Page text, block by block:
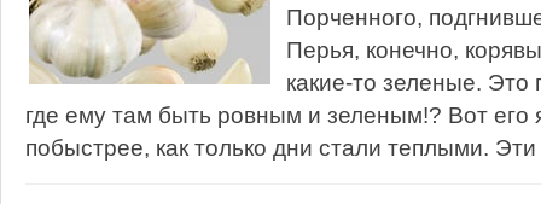
Порченного,
Перья, конечно,
какие-то зеленые.
где ему там быть ровным и зеленым!? Вот его
побыстрее, как только дни стали теплыми.